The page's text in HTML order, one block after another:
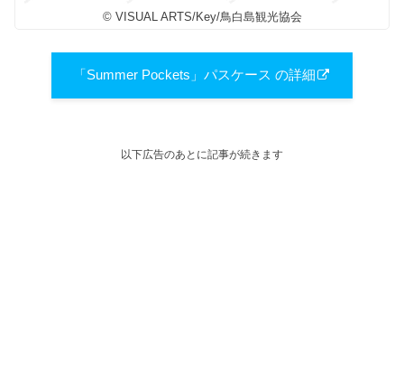
© VISUAL ARTS/Key/鳥白島観光協会
「Summer Pockets」パスケース の詳細
以下広告のあとに記事が続きます